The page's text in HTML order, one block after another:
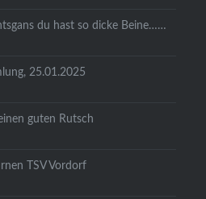
du hast so dicke Beine……
25.01.2025
guten Rutsch
TSV Vordorf